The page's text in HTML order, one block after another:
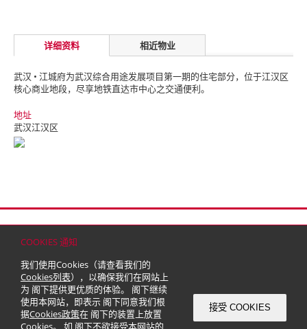
COOKIES 通知
我们使用Cookies（请查看我们的
Cookies列表），以确保我们在网站上
为 阁下提供更优质的体验。 阁下继续
使用本网站，即表示 阁下同意我们根
据Cookies政策在 阁下的装置上放置
Cookies。 如 阁下不欲接受本网站的
接受 COOKIES
详细资料 相近物业
武汉 • 江城府为武汉综合用途发展项目第一期的住宅部分，位于江汉区
核心商业地段，尽享地铁直达市中心之交通便利。
地址
武汉江汉区
© 2026 嘉里建设有限公司 (于百慕达注册成立之有限公司)